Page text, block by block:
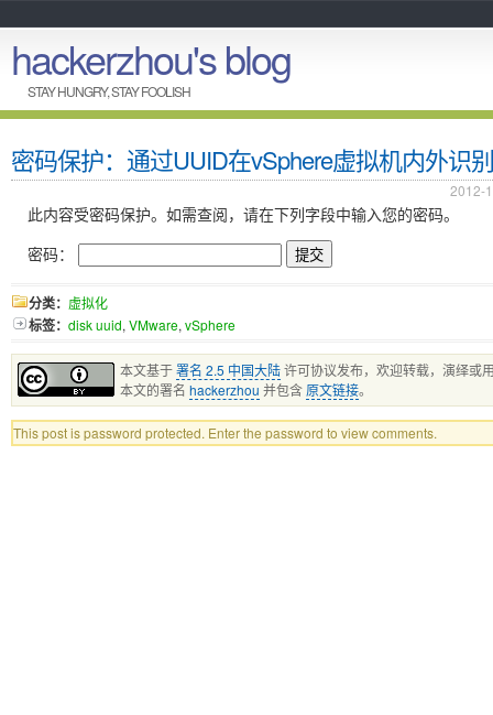
hackerzhou's blog
STAY HUNGRY, STAY FOOLISH
密码保护：通过UUID在vSphere虚拟机内外识
2012-
此内容受密码保护。如需查阅，请在下列字段中输入您的密码。
密码：
分类： 虚拟化
标签： disk uuid, VMware, vSphere
本文基于署名 2.5 中国大陆许可协议发布，欢迎转载，演绎或
本文的署名 hackerzhou 并包含 原文链接。
This post is password protected. Enter the password to view comments.